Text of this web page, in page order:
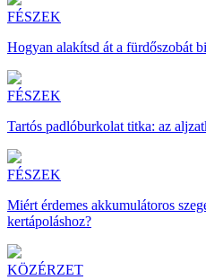
FÉSZEK
Hogyan alakítsd át a fürdőszobát
FÉSZEK
Tartós padlóburkolat titka: az
FÉSZEK
Miért érdemes akkumulátoros
kertápoláshoz?
KÖZÉRZET